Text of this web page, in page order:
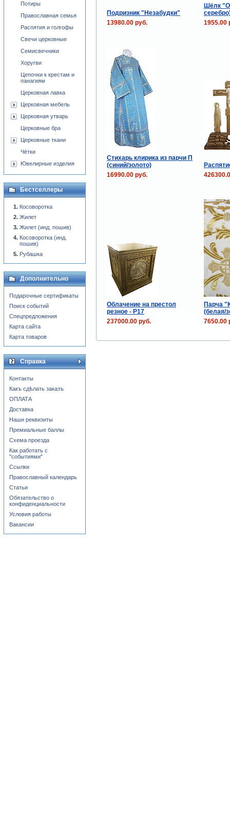
Подризник "Незабудки"
Шёлк
13980.00 руб.
1955.00
Стихарь клирика из парчи П
(синий/золото)
16990.00 руб.
Облачение на престол
резное - P17
Парча
(белая/
237000.00 руб.
7650.00
Потиры
Православная семья
Распятия и голгофы
Свечи церковные
Семисвечники
Хоругви
Цепочки к крестам и
панагиям
Церковная лавка
Церковная мебель
Церковная утварь
Церковные бра
Церковные ткани
Чётки
Ювелирные изделия
Бестселлеры
Косоворотка
Жилет
Жилет (инд. пошив)
Косоворотка (инд.
пошив)
Рубашка
Дополнительно
Подарочные сертификаты
Поиск событий
Спецпредложения
Карта сайта
Карта товаров
Справка
Контакты
Какъ сдѣлать заказъ
ОПЛАТА
Доставка
Наши реквизиты
Премиальные баллы
Схема проезда
Как работать с
"событиями"
Ссылки
Православный календарь
Статьи
Обязательство о
конфиденциальности
Условия работы
Вакансии